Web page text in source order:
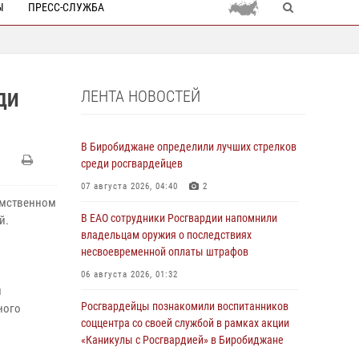
ПРЕСС-СЛУЖБА
ЛЕНТА НОВОСТЕЙ
В Биробиджане определили лучших стрелков
среди росгвардейцев
07 августа 2026, 04:40 2
В ЕАО сотрудники Росгвардии напомнили
владельцам оружия о последствиях
несвоевременной оплаты штрафов
06 августа 2026, 01:32
Росгвардейцы познакомили воспитанников
соццентра со своей службой в рамках акции
«Каникулы с Росгвардией» в Биробиджане